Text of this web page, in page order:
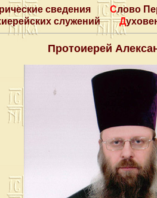
сведения
Слово
служений
Протоиерей